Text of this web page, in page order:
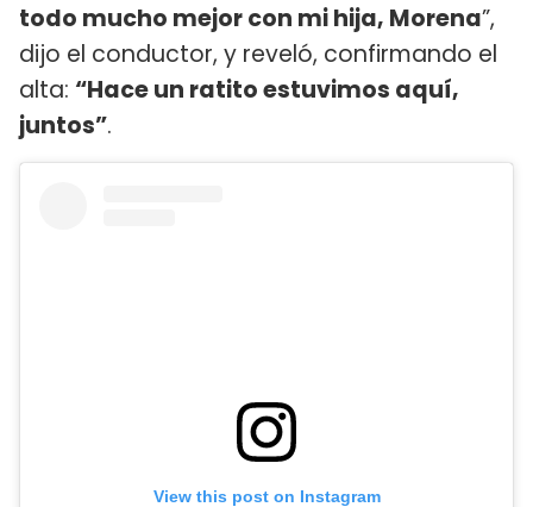
todo mucho mejor con mi hija, Morena”,
dijo el conductor, y reveló, confirmando el
alta: “Hace un ratito estuvimos aquí,
juntos”.
View this post on Instagram